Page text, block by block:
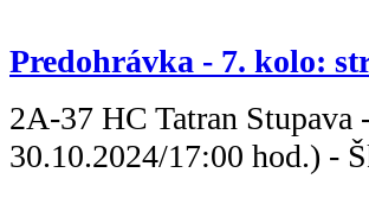
Predohrávka - 7. kolo:
2A-37 HC Tatran
30.10.2024/17:00 hod.) -